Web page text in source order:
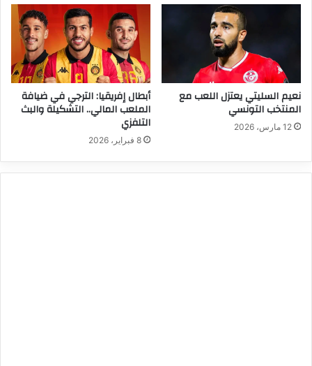
نعيم السليتي يعتزل اللعب مع
المنتخب التونسي
12 مارس، 2026
أبطال إفريقيا: الترجي في ضيافة
الملعب المالي.. التشكيلة والبث
التلفزي
8 فبراير، 2026